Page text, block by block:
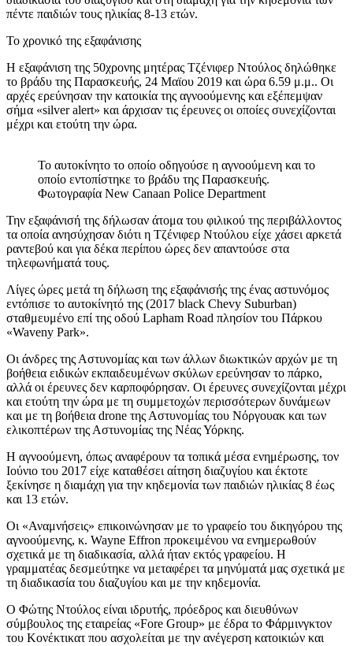
πέντε παιδιών τους ηλικίας 8-13 ετών.
Το χρονικό της εξαφάνισης
Η εξαφάνιση της 50χρονης μητέρας Τζένιφερ Ντούλος δηλώθηκε
το βράδυ της Παρασκευής, 24 Μαϊου 2019 και ώρα 6.59 μ.μ.. Οι
αρχές ερεύνησαν την κατοικία της αγνοούμενης και εξέπεμψαν
σήμα «silver alert» και άρχισαν τις έρευνες οι οποίες συνεχίζονται
μέχρι και ετούτη την ώρα.
Το αυτοκίνητο το οποίο οδηγούσε η αγνοούμενη και το
οποίο εντοπίστηκε το βράδυ της Παρασκευής.
Φωτογραφία New Canaan Police Department
Την εξαφάνισή της δήλωσαν άτομα του φιλικού της περιβάλλοντος
τα οποία ανησύχησαν διότι η Τζένιφερ Ντούλου είχε χάσει αρκετά
ραντεβού και για δέκα περίπου ώρες δεν απαντούσε στα
τηλεφωνήματά τους.
Λίγες ώρες μετά τη δήλωση της εξαφάνισής της ένας αστυνόμος
εντόπισε το αυτοκίνητό της (2017 black Chevy Suburban)
σταθμευμένο επί της οδού Lapham Road πλησίον του Πάρκου
«Waveny Park».
Οι άνδρες της Αστυνομίας και των άλλων διωκτικών αρχών με τη
βοήθεια ειδικών εκπαιδευμένων σκύλων ερεύνησαν το πάρκο,
αλλά οι έρευνες δεν καρποφόρησαν. Οι έρευνες συνεχίζονται μέχρι
και ετούτη την ώρα με τη συμμετοχών περισσότερων δυνάμεων
και με τη βοήθεια drone της Αστυνομίας του Νόργουακ και των
ελικοπτέρων της Αστυνομίας της Νέας Υόρκης.
Η αγνοούμενη, όπως αναφέρουν τα τοπικά μέσα ενημέρωσης, τον
Ιούνιο του 2017 είχε καταθέσει αίτηση διαζυγίου και έκτοτε
ξεκίνησε η διαμάχη για την κηδεμονία των παιδιών ηλικίας 8 έως
και 13 ετών.
Οι «Αναμνήσεις» επικοινώνησαν με το γραφείο του δικηγόρου της
αγνοούμενης, κ. Wayne Effron προκειμένου να ενημερωθούν
σχετικά με τη διαδικασία, αλλά ήταν εκτός γραφείου. Η
γραμματέας δεσμεύτηκε να μεταφέρει τα μηνύματά μας σχετικά με
τη διαδικασία του διαζυγίου και με την κηδεμονία.
Ο Φώτης Ντούλος είναι ιδρυτής, πρόεδρος και διευθύνων
σύμβουλος της εταιρείας «Fore Group» με έδρα το Φάρμινγκτον
του Κονέκτικατ που ασχολείται με την ανέγερση κατοικιών και